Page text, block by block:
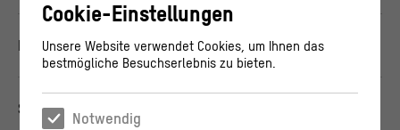
Frank Noé
Sebastian Pokutta
Cookie-Einstellungen
Unsere Website verwendet Cookies, um Ihnen das
bestmögliche Besuchserlebnis zu bieten.
Notwendig